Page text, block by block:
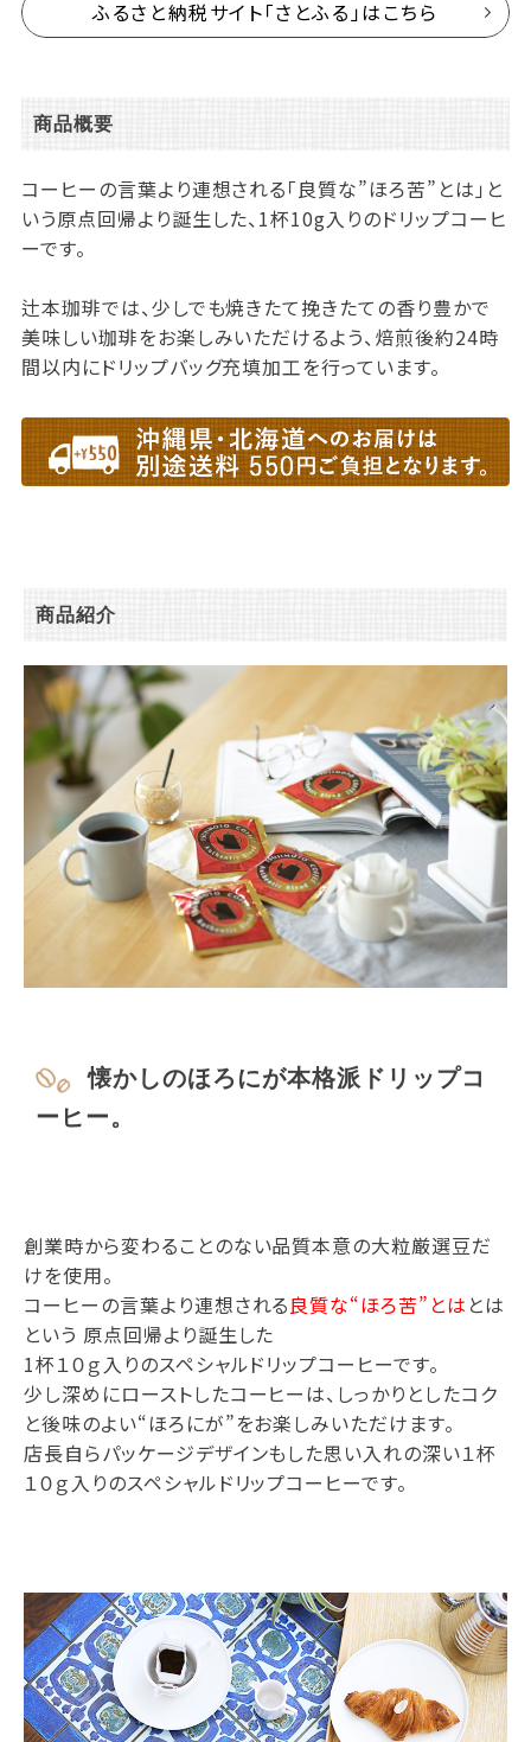
ふるさと納税サイト「さとふる」はこちら
商品概要
コーヒーの言葉より連想される「良質な”ほろ苦”とは」と
いう原点回帰より誕生した、1杯10g入りのドリップコーヒ
ーです。
辻本珈琲では、少しでも焼きたて挽きたての香り豊かで
美味しい珈琲をお楽しみいただけるよう、焙煎後約24時
間以内にドリップバッグ充填加工を行っています。
商品紹介
懐かしのほろにが本格派ドリップコ
ーヒー。
創業時から変わることのない品質本意の大粒厳選豆だ
けを使用。
コーヒーの言葉より連想される良質な“ほろ苦”とは とは
という 原点回帰より誕生した
1杯１０ｇ入りのスペシャルドリップコーヒーです。
少し深めにローストしたコーヒーは、しっかりとしたコク
と後味のよい“ほろにが”をお楽しみいただけます。
店長自らパッケージデザインもした思い入れの深い１杯
１０ｇ入りのスペシャルドリップコーヒーです。